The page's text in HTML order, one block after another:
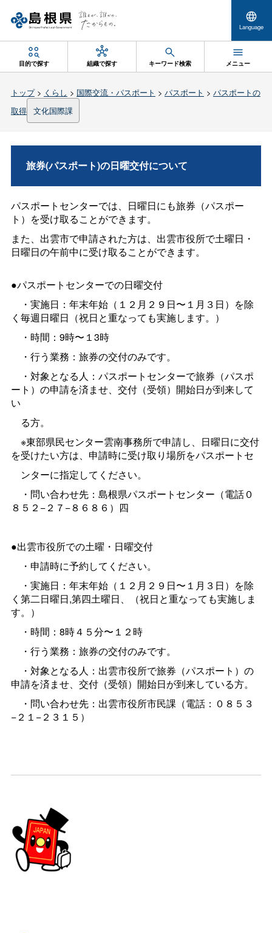
Language
目的で探す 組織で探す キーワード検索 メニュー
トップ> くらし > 国際交流・パスポート > パスポート > パスポートの
取得 文化国際課
旅券(パスポート)の日曜交付について
パスポートセンターでは、日曜日にも旅券（パスポー
ト）を受け取ることができます。
また、出雲市で申請された方は、出雲市役所で土曜日・
日曜日の午前中に受け取ることができます。
●パスポートセンターでの日曜交付
・実施日：年末年始（１２月２９日〜１月３日）を除
く毎週日曜日（祝日と重なっても実施します。）
・時間：9時〜１3時
・行う業務：旅券の交付のみです。
・対象となる人：パスポートセンターで旅券（パスポ
ート）の申請を済ませ、交付（受領）開始日が到来して
い
る方。
※東部県民センター雲南事務所で申請し、日曜日に交付
を受けたい方は、申請時に受け取り場所をパスポートセ
ンターに指定してください。
・問い合わせ先：島根県パスポートセンター（電話０
８５２−２７−８６８６）四
●出雲市役所での土曜・日曜交付
・申請時に予約してください。
・実施日：年末年始（１２月２９日〜１月３日）を除
く第二日曜日,第四土曜日、（祝日と重なっても実施しま
す。）
・時間：8時４５分〜１２時
・行う業務：旅券の交付のみです。
・対象となる人：出雲市役所で旅券（パスポート）の
申請を済ませ、交付（受領）開始日が到来している方。
・問い合わせ先：出雲市役所市民課（電話：０８５３
−２１−２３１５）